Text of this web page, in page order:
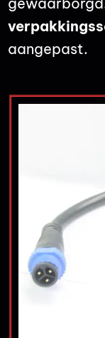
aangepast.